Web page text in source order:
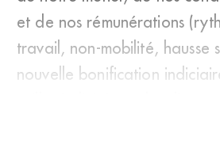
et de nos rémunérations
travail, non-mobilité, hausse
nouvelle bonification